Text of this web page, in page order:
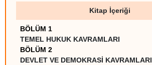
Kitap İçeriği
BÖLÜM 1
TEMEL HUKUK KAVRAMLARI
BÖLÜM 2
DEVLET VE DEMOKRASİ KAVRAMLARI